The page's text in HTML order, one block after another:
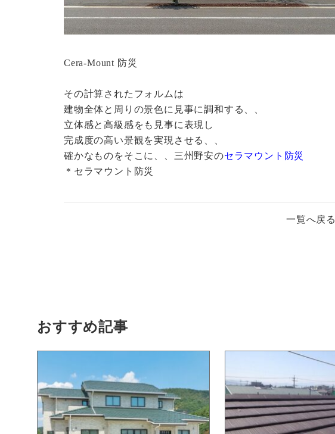
Cera-Mount 防災
その計算されたフォルムは
建物全体と周りの景色に見事に調和する、、
立体感と高級感をも見事に表現し
完成度の高い景観を実現させる、、
確かなものをそこに、、三州野安のセラマウント防災
＊セラマウント防災
一覧へ戻る
おすすめ記事